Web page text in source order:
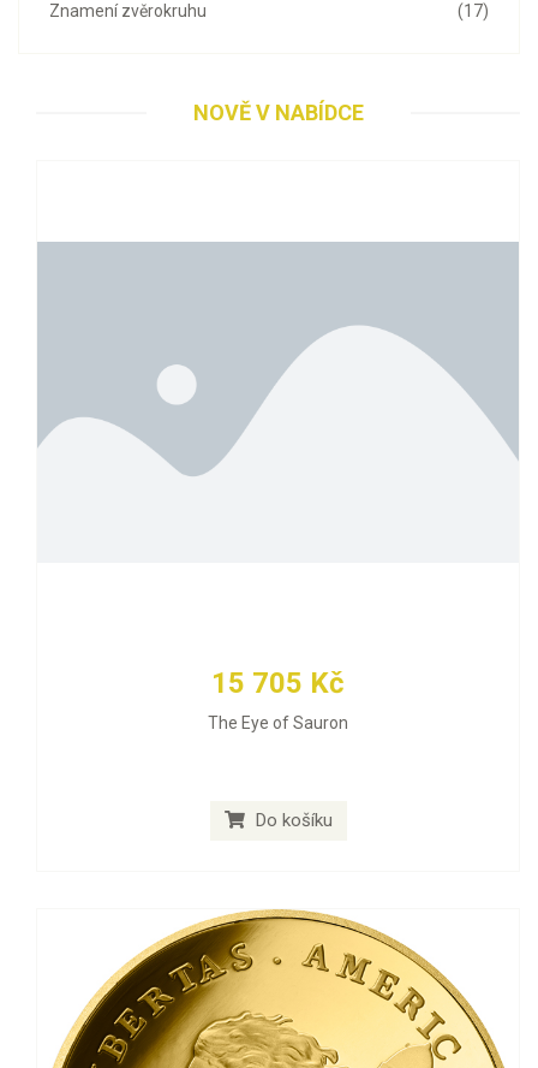
(17)
Znamení zvěrokruhu
NOVĚ V NABÍDCE
15 705 Kč
The Eye of Sauron
Do košíku